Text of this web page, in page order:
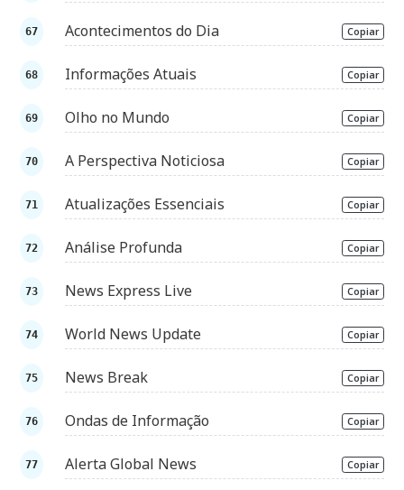
Acontecimentos do Dia Copiar
Informações Atuais Copiar
Olho no Mundo Copiar
A Perspectiva Noticiosa Copiar
Atualizações Essenciais Copiar
Análise Profunda Copiar
News Express Live Copiar
World News Update Copiar
News Break Copiar
Ondas de Informação Copiar
Alerta Global News Copiar